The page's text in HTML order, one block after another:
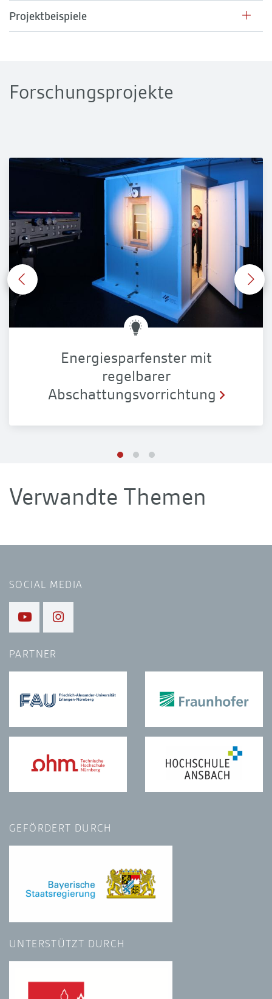
Projektbeispiele
Forschungsprojekte
Energiesparfenster mit regelbarer Abschattungsvorrichtung
Energiesparfenster mit
regelbarer
Abschattungsvorrichtung
Verwandte Themen
SOCIAL MEDIA
PARTNER
GEFÖRDERT DURCH
UNTERSTÜTZT DURCH